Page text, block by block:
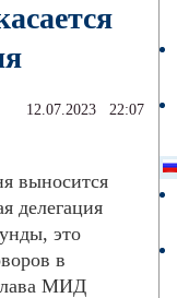
12.07.2023 22:07
выносится
делегация
это
в
МИД